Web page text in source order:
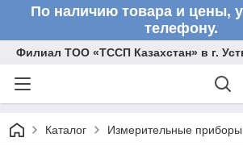
По наличию товара и цены,
телефону.
Филиал ТОО «ТССП Казахстан» в г.
Каталог Измерительные